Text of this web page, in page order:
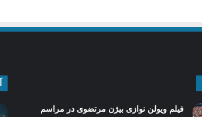
فیلم ویولن نوازی بیژن مرتضوی در مراسم